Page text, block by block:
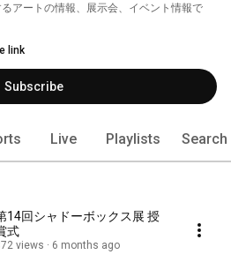
アートの情報、展示会、イベント情報で
link
Subscribe
Live Playlists Search
14回シャドーボックス展 授
式
views 6 months ago